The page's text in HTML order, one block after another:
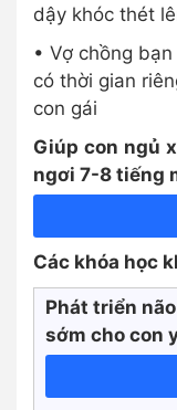
dậy khóc thét
• Vợ chồng
có thời gian
con gái
Giúp con ngủ
ngơi 7-8 tiếng
Các khóa học
Phát triển
sớm cho con